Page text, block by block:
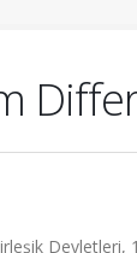
Devletleri,